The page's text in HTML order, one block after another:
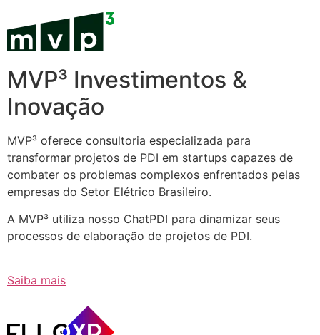
MVP³ Investimentos &
Inovação
MVP³ oferece consultoria especializada para
transformar projetos de PDI em startups capazes de
combater os problemas complexos enfrentados pelas
empresas do Setor Elétrico Brasileiro.
A MVP³ utiliza nosso ChatPDI para dinamizar seus
processos de elaboração de projetos de PDI.
Saiba mais